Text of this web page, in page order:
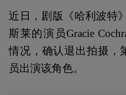
近日，剧版《哈利波特
斯莱的演员Gracie
情况，确认退出拍摄，
员出演该角色。